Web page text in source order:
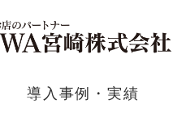
導入事例・実績